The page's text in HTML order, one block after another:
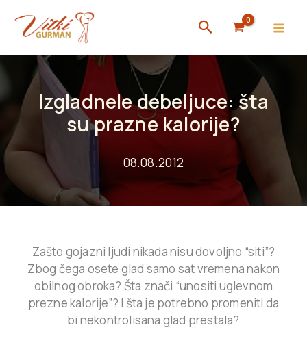
content
Search
Izgladnele debeljuce: šta
su prazne kalorije?
08.08.2012
Zašto gojazni ljudi nikada nisu dovoljno “siti”?
Zbog čega osete glad samo sat vremena nakon
obilnog obroka? Šta znači “unositi uglevnom
prezne kalorije”? I šta je potrebno promeniti da
bi nekontrolisana glad prestala?